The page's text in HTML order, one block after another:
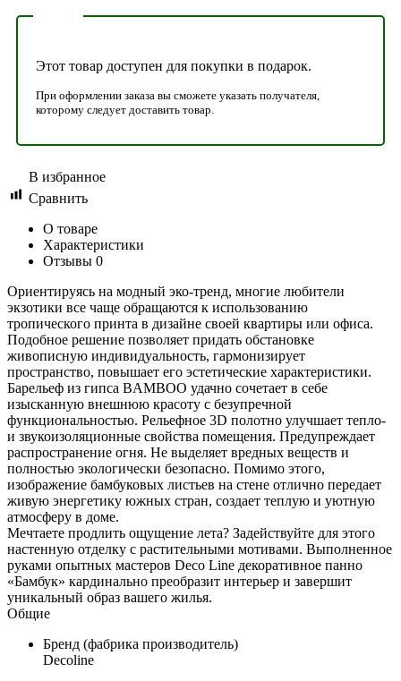
Этот товар доступен для покупки в подарок.
При оформлении заказа вы сможете указать получателя,
которому следует доставить товар.
В избранное
Сравнить
О товаре
Характеристики
Отзывы 0
Ориентируясь на модный эко-тренд, многие любители
экзотики все чаще обращаются к использованию
тропического принта в дизайне своей квартиры или офиса.
Подобное решение позволяет придать обстановке
живописную индивидуальность, гармонизирует
пространство, повышает его эстетические характеристики.
Барельеф из гипса BAMBOO удачно сочетает в себе
изысканную внешнюю красоту с безупречной
функциональностью. Рельефное 3D полотно улучшает тепло-
и звукоизоляционные свойства помещения. Предупреждает
распространение огня. Не выделяет вредных веществ и
полностью экологически безопасно. Помимо этого,
изображение бамбуковых листьев на стене отлично передает
живую энергетику южных стран, создает теплую и уютную
атмосферу в доме.
Мечтаете продлить ощущение лета? Задействуйте для этого
настенную отделку с растительными мотивами. Выполненное
руками опытных мастеров Deco Line декоративное панно
«Бамбук» кардинально преобразит интерьер и завершит
уникальный образ вашего жилья.
Общие
Бренд (фабрика производитель)
Decoline